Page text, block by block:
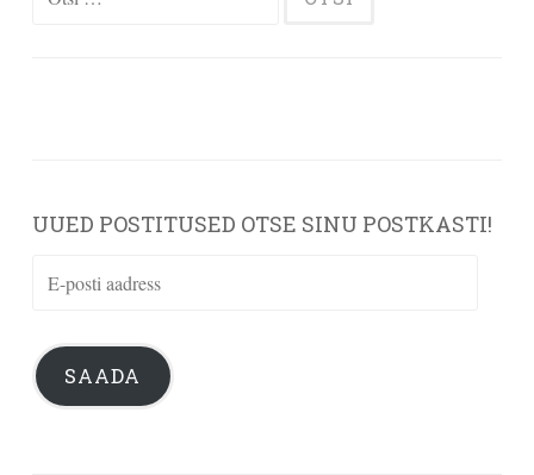
UUED POSTITUSED OTSE SINU POSTKASTI!
E-
aadress
SAADA